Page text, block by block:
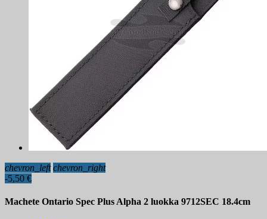
chevron_left chevron_right
-5,50 €
Machete Ontario Spec Plus Alpha 2 luokka 9712SEC 18.4cm